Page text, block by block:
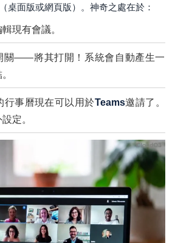
（桌面版或網頁版）。神奇之處在於：
現有會議。
關——將其打開！系統會自動產生一
行事曆現在可以用於Teams邀請了。
定。